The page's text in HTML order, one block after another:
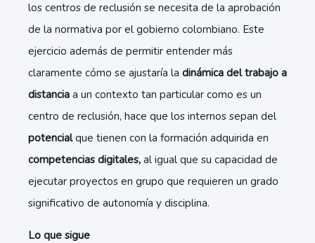
los centros de reclusión se necesita de la aprobación
de la normativa por el gobierno colombiano. Este
ejercicio además de permitir entender más
claramente cómo se ajustaría la dinámica del trabajo a
distancia a un contexto tan particular como es un
centro de reclusión, hace que los internos sepan del
potencialque tienen con la formación adquirida en
competencias digitales, al igual que su capacidad de
ejecutar proyectos en grupo que requieren un grado
significativo de autonomía y disciplina.
Lo que sigue